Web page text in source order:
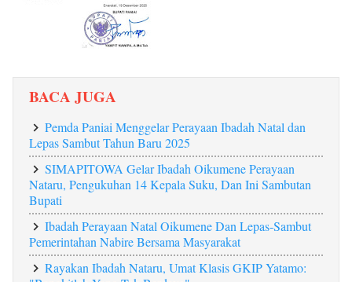
BACA JUGA
Pemda Paniai Menggelar Perayaan Ibadah Natal dan
Lepas Sambut Tahun Baru 2025
SIMAPITOWA Gelar Ibadah Oikumene Perayaan
Nataru, Pengukuhan 14 Kepala Suku, Dan Ini Sambutan
Bupati
Ibadah Perayaan Natal Oikumene Dan Lepas-Sambut
Pemerintahan Nabire Bersama Masyarakat
Rayakan Ibadah Nataru, Umat Klasis GKIP Yatamo: